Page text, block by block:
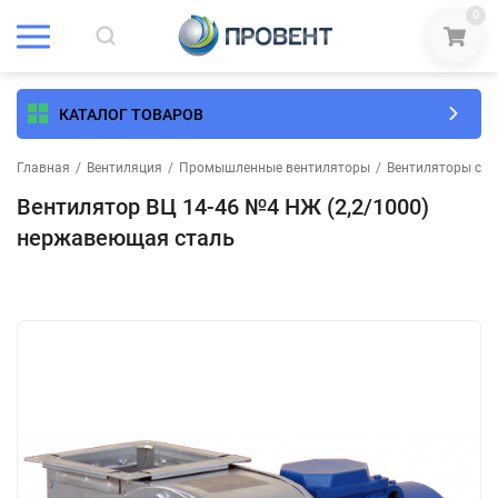
0
КАТАЛОГ ТОВАРОВ
Главная / Вентиляция / Промышленные вентиляторы / Вентиляторы
Вентилятор ВЦ 14-46 №4 НЖ (2,2/1000)
нержавеющая сталь